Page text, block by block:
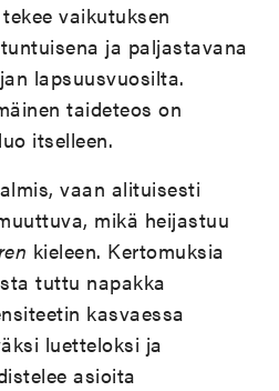
vaikutuksen
ja paljastavana
lapsuusvuosilta.
taideteos on
itselleen.
vaan alituisesti
mikä heijastuu
kieleen. Kertomuksia
tuttu napakka
kasvaessa
luetteloksi ja
asioita